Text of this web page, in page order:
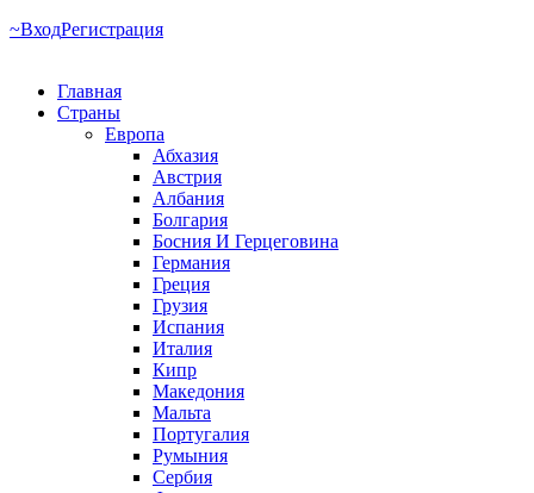
ВходРегистрация
Главная
Страны
Европа
Абхазия
Австрия
Албания
Болгария
Босния И Герцеговина
Германия
Греция
Грузия
Испания
Италия
Кипр
Македония
Мальта
Португалия
Румыния
Сербия